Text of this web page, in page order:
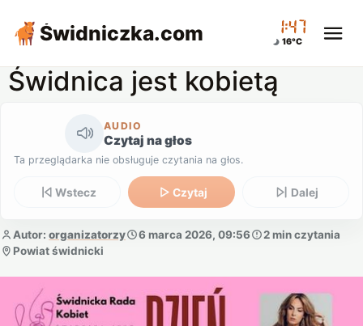
Świdniczka.com 01:47
16°C
Świdnica jest kobietą
AUDIO
Czytaj na głos
Ta przeglądarka nie obsługuje czytania na głos.
Wstecz Czytaj Dalej
Autor: organizatorzy 6 marca 2026, 09:56
2 min czytania
Powiat świdnicki